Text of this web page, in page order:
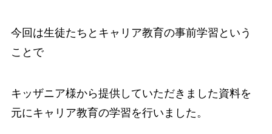
今回は生徒たちとキャリア教育の事前学習という
ことで
キッザニア様から提供していただきました資料を
元にキャリア教育の学習を行いました。